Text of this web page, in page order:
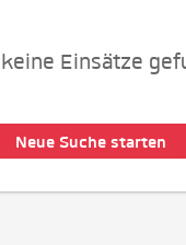
Einsätze
Neue Suche starten